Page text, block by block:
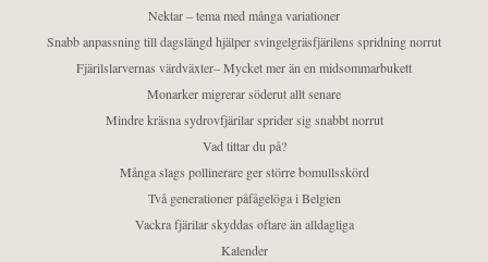
Nektar – tema med många variationer
Snabb anpassning till dagslängd hjälper svingelgräsfjärilens spridning norrut
Fjärilslarvernas värdväxter– Mycket mer än en midsommarbukett
Monarker migrerar söderut allt senare
Mindre kräsna sydrovfjärilar sprider sig snabbt norrut
Vad tittar du på?
Många slags pollinerare ger större bomullsskörd
Två generationer påfågelöga i Belgien
Vackra fjärilar skyddas oftare än alldagliga
Kalender